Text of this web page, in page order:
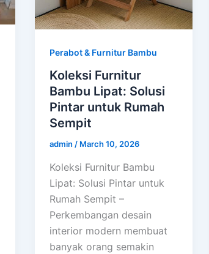
Perabot & Furnitur Bambu
Koleksi Furnitur
Bambu Lipat: Solusi
Pintar untuk Rumah
Sempit
admin / March 10, 2026
Koleksi Furnitur Bambu
Lipat: Solusi Pintar untuk
Rumah Sempit –
Perkembangan desain
interior modern membuat
banyak orang semakin